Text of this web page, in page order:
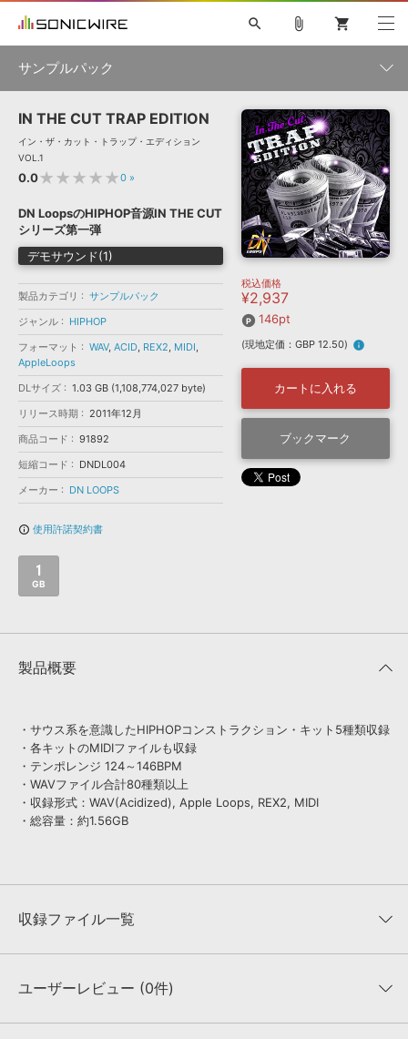
ソフト音源 »
サンプルパック »
ソフトウェア／ツール »
DAW »
効果音 »
BGM »
特集 »
ニュースレター »
SONICWIREブログ »
製品サポート情報 »
DTMガイド »
FAQ »
お問い合わせ »
音楽カード
楽曲配信流通 サービス
無償のサウンド管理ソフト
SLS
search
初音ミク NT 鏡音リン・レン V4X 巡音ルカ V4X
MEIKO V3
KAITO V3
VOCALOID TOONTRACK
SPITFIRE AUDIO
ライセンスフリーBGM
ボーカル抜き出し
DUBSTEP
ELECTRONICA
EDM TRANCE MUTANT
ROUTER.FM
ソフト音源 プラグイン・エフェクト
ソフトウェア／ツール 効果音
attach_file shopping_cart
サンプルパック
製品一覧
メーカー
フォーマット
ランキング
IN THE CUT TRAP EDITION
イン・ザ・カット・トラップ・エディション
VOL.1
0.0★★★★★0 »
DN LoopsのHIPHOP音源IN THE CUT
シリーズ第一弾
デモサウンド(1)
製品カテゴリ
サンプルパック
ジャンル
HIPHOP
フォーマット
WAV, ACID, REX2, MIDI,
AppleLoops
DLサイズ
1.03 GB (1,108,774,027 byte)
リリース時期
2011年12月
商品コード
91892
短縮コード
DNDL004
メーカー
DN LOOPS
info_outline 使用許諾契約書
1
GB
税込価格
¥2,937
146pt
(現地定価：GBP 12.50) info
カートに入れる
ブックマーク
製品概要
・サウス系を意識したHIPHOPコンストラクション・キット5種類収録
・各キットのMIDIファイルも収録
・テンポレンジ 124～146BPM
・WAVファイル合計80種類以上
・収録形式：WAV(Acidized), Apple Loops, REX2, MIDI
・総容量：約1.56GB
収録ファイル一覧
収録ファイル一覧
ユーザーレビュー (0件)